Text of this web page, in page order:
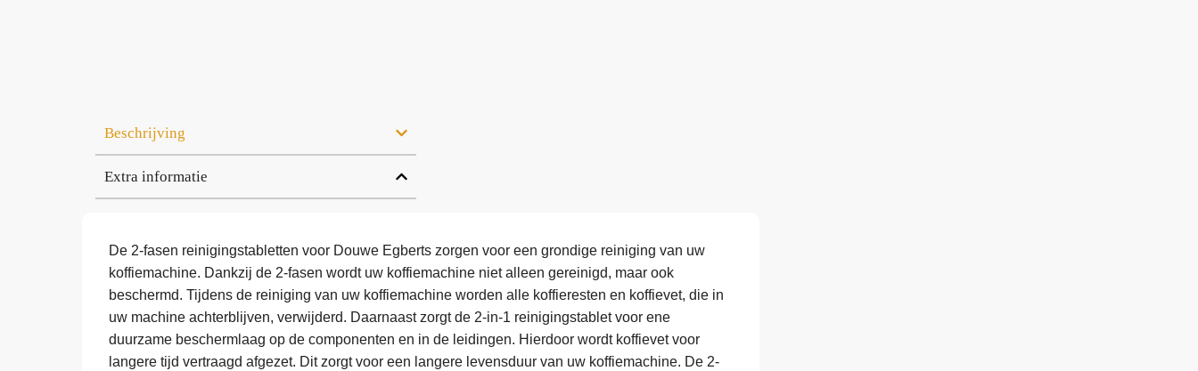
Beschrijving
Extra informatie
De 2-fasen reinigingstabletten voor Douwe Egberts zorgen voor een grondige reiniging van uw
koffiemachine. Dankzij de 2-fasen wordt uw koffiemachine niet alleen gereinigd, maar ook
beschermd. Tijdens de reiniging van uw koffiemachine worden alle koffieresten en koffievet, die in
uw machine achterblijven, verwijderd. Daarnaast zorgt de 2-in-1 reinigingstablet voor ene
duurzame beschermlaag op de componenten en in de leidingen. Hierdoor wordt koffievet voor
langere tijd vertraagd afgezet. Dit zorgt voor een langere levensduur van uw koffiemachine. De 2-